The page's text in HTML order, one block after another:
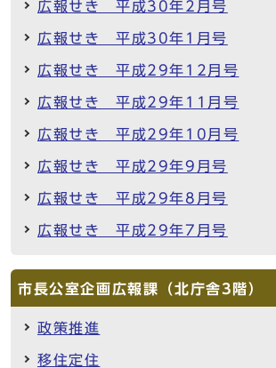
広報せき 平成30年2月号
広報せき 平成30年1月号
広報せき 平成29年12月号
広報せき 平成29年11月号
広報せき 平成29年10月号
広報せき 平成29年9月号
広報せき 平成29年8月号
広報せき 平成29年7月号
市長公室企画広報課（北庁舎3階）
政策推進
移住定住